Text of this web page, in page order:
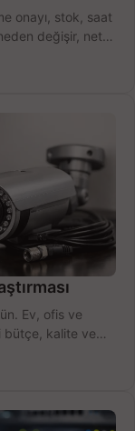
onayı, stok, saat
değişir, net
Ev, ofis ve
bütçe, kalite ve